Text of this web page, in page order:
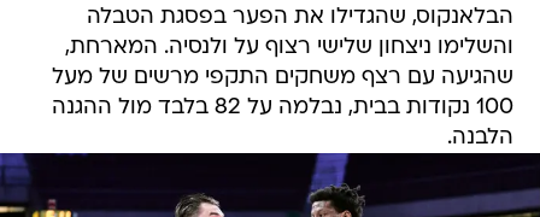
הבלאנקוס, שהגדילו את הפער בפסגת הטבלה
והשלימו ניצחון שלישי רצוף על ולנסיה. המארחת,
שהגיעה עם רצף משחקים התקפי מרשים של מעל
100 נקודות בבית, נבלמה על 82 בלבד מול ההגנה
הלבנה.